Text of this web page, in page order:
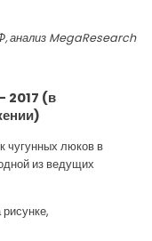
анализ MegaResearch
2017 (в
чугунных люков в
из ведущих